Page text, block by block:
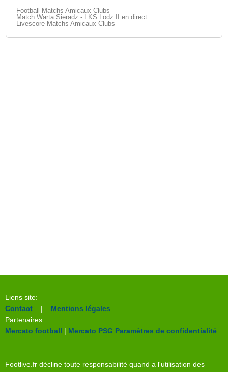
Football Matchs Amicaux Clubs
Match Warta Sieradz - LKS Lodz II en direct.
Livescore Matchs Amicaux Clubs
Liens site:
Contact | Mentions légales
Partenaires:
Mercato football | Mercato PSG Paramètres de confidentialité
Footlive.fr décline toute responsabilité quand a l'utilisation des